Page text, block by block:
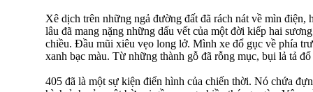
Xê dịch trên những ngả đường đất đã rách nát về mìn điện,
lâu đã mang nặng những dấu vết của một đời kiếp hai
chiều. Đầu mũi xiêu vẹo long lở. Mình xe đổ gục về phía
xanh bạc màu. Từ những thành gỗ đã rỗng mục, bụi lả tả
405 đã là một sự kiện điển hình của chiến thời. Nó chứa